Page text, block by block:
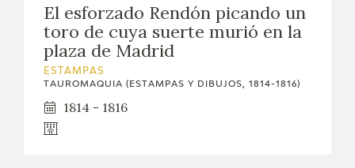
El esforzado Rendón picando un
toro de cuya suerte murió en la
plaza de Madrid
ESTAMPAS
TAUROMAQUIA (ESTAMPAS Y DIBUJOS, 1814-1816)
1814 - 1816